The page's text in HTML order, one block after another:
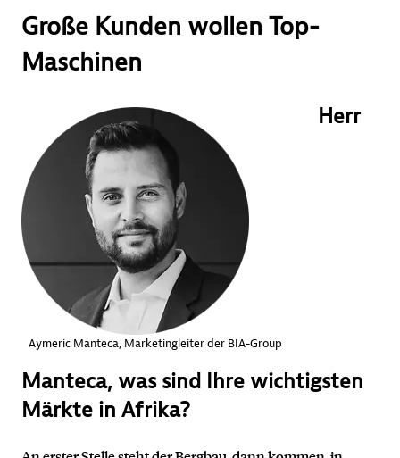
Große Kunden wollen Top-
Maschinen
Aymeric Manteca, Marketingleiter der BIA-Group
Herr
Manteca, was sind Ihre wichtigsten
Märkte in Afrika?